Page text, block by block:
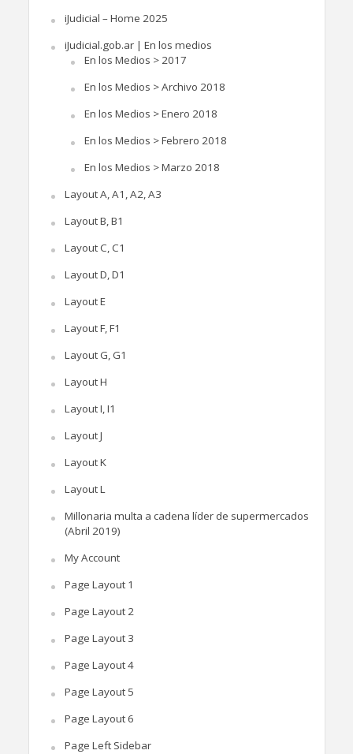
iJudicial – Home 2025
iJudicial.gob.ar | En los medios
En los Medios > 2017
En los Medios > Archivo 2018
En los Medios > Enero 2018
En los Medios > Febrero 2018
En los Medios > Marzo 2018
Layout A, A1, A2, A3
Layout B, B1
Layout C, C1
Layout D, D1
Layout E
Layout F, F1
Layout G, G1
Layout H
Layout I, I1
Layout J
Layout K
Layout L
Millonaria multa a cadena líder de supermercados
(Abril 2019)
My Account
Page Layout 1
Page Layout 2
Page Layout 3
Page Layout 4
Page Layout 5
Page Layout 6
Page Left Sidebar